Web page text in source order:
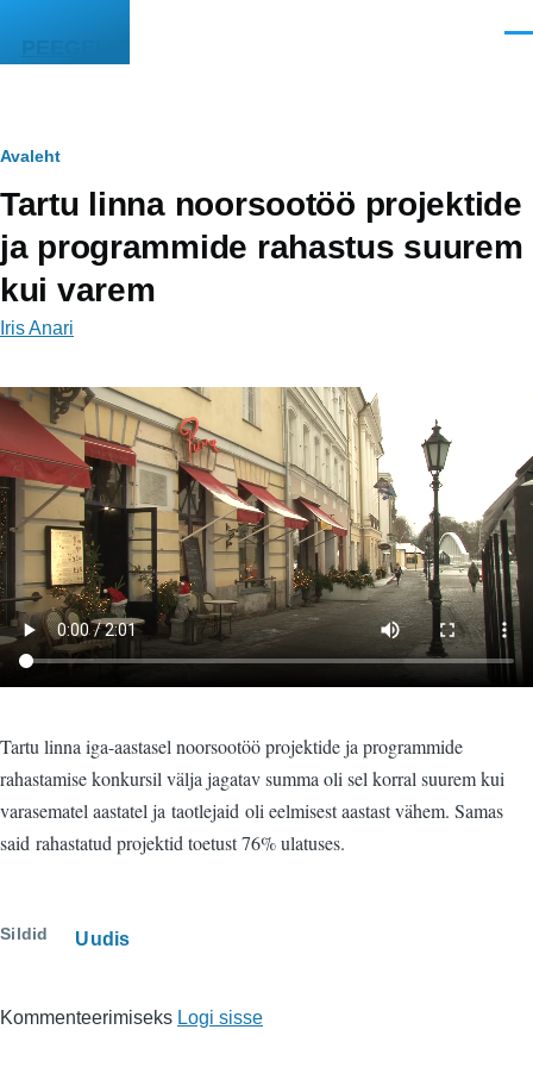
PEEGEL
Leivapuru
Avaleht
Tartu linna noorsootöö projektide
ja programmide rahastus suurem
kui varem
Iris Anari
Video
Tartu linna iga-aastasel noorsootöö projektide ja programmide
rahastamise konkursil välja jagatav summa oli sel korral suurem kui
varasematel aastatel ja taotlejaid oli eelmisest aastast vähem. Samas
said rahastatud projektid toetust 76% ulatuses.
Sildid Uudis
Kommenteerimiseks Logi sisse